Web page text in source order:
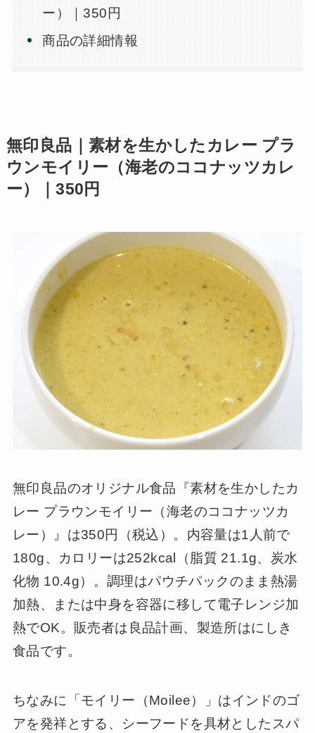
ー）｜350円
商品の詳細情報
無印良品｜素材を生かしたカレー プラ
ウンモイリー（海老のココナッツカレ
ー）｜350円
無印良品のオリジナル食品『素材を生かしたカ
レー プラウンモイリー（海老のココナッツカ
レー）』は350円（税込）。内容量は1人前で
180g、カロリーは252kcal（脂質 21.1g、炭水
化物 10.4g）。調理はパウチパックのまま熱湯
加熱、または中身を容器に移して電子レンジ加
熱でOK。販売者は良品計画、製造所はにしき
食品です。
ちなみに「モイリー（Moilee）」はインドのゴ
アを発祥とする、シーフードを具材としたスパ